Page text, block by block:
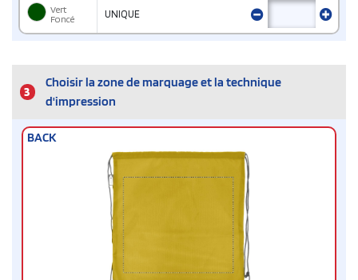
Vert
Foncé
UNIQUE
3
Choisir la zone de marquage et la technique
d'impression
BACK